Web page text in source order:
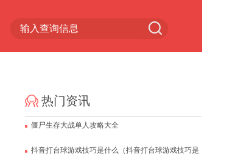
小游戏专区
热门资讯
僵尸生存大战单人攻略大全
抖音打台球游戏技巧是什么（抖音打台球游戏技巧是